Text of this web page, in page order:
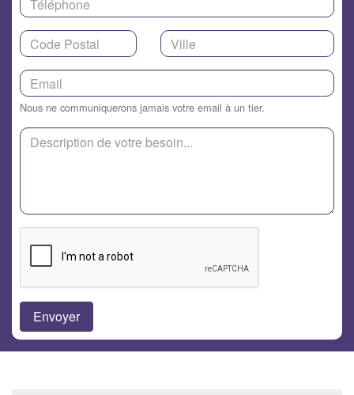
Nous ne communiquerons jamais votre email à un tier.